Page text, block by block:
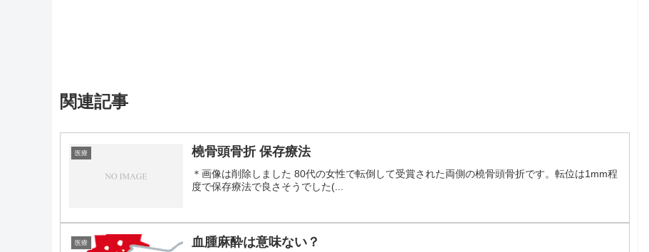
関連記事
医療 橈骨頭骨折 保存療法
＊画像は削除しました 80代の女性で転倒して受賞された両側の橈骨頭骨折です。転位は1mm程
度で保存療法で良さそうでした(...
医療 血腫麻酔は意味ない？